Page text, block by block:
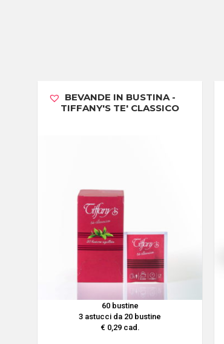
BEVANDE IN BUSTINA -
TIFFANY'S TE' CLASSICO
60 bustine
3 astucci da 20 bustine
€ 0,29 cad.